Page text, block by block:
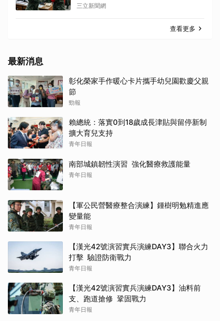
三立新聞網
查看更多
最新消息
彰化榮家手作暖心卡片攜手幼兒園歡慶父親
節
勁報
賴總統：落實0到18歲成長津貼與留停新制
擴大育兒支持
青年日報
南部城鎮韌性演習 強化醫療救護能量
青年日報
【軍公民營醫療整合演練】鍾樹明勉精進應
變量能
青年日報
【漢光42號演習實兵演練DAY3】聯合火力
打擊 驗證防衛戰力
青年日報
【漢光42號演習實兵演練DAY3】油料前
支、跑道搶修 鞏固戰力
青年日報